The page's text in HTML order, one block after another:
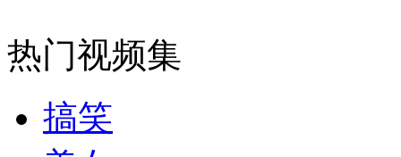
热门视频集
搞笑